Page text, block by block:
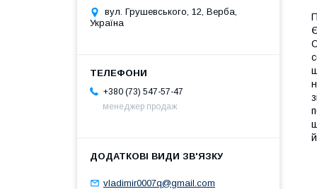
вул. Грушевського, 12, Верба,
Україна
+380 (73) 547-57-47
менеджер продаж
vladimir0007q@gmail.com